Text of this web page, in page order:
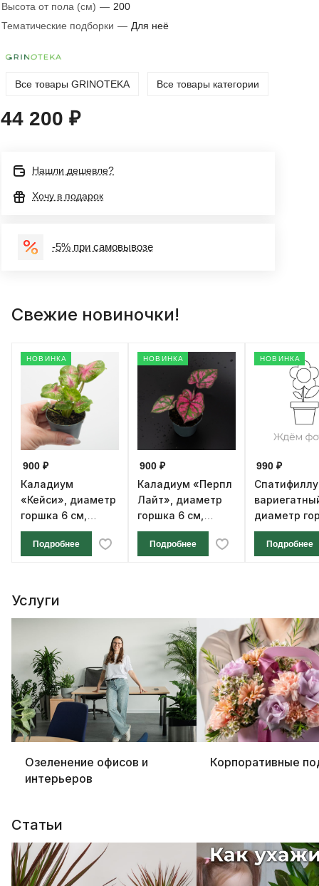
Высота от пола (см) — 200
Тематические подборки — Для неё
Все товары GRINOTEKA Все товары категории
44 200 ₽
Нашли дешевле?
Хочу в подарок
-5% при самовывозе
Свежие новиночки!
НОВИНКА
900 ₽
Каладиум
«Кейси», диаметр
горшка 6 см,
высота 12 см
Подробнее
НОВИНКА
900 ₽
Каладиум «Перпл
Лайт», диаметр
горшка 6 см,
высота 12 см
Подробнее
НОВИНКА
990 ₽
диаметр
см, высота
Подробнее
Услуги
Озеленение офисов и
интерьеров
Корпоративные
Статьи